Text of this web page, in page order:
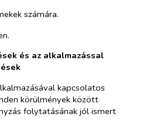
számára.
és az alkalmazással
kapcsolatos
körülmények között
folytatásának jól ismert